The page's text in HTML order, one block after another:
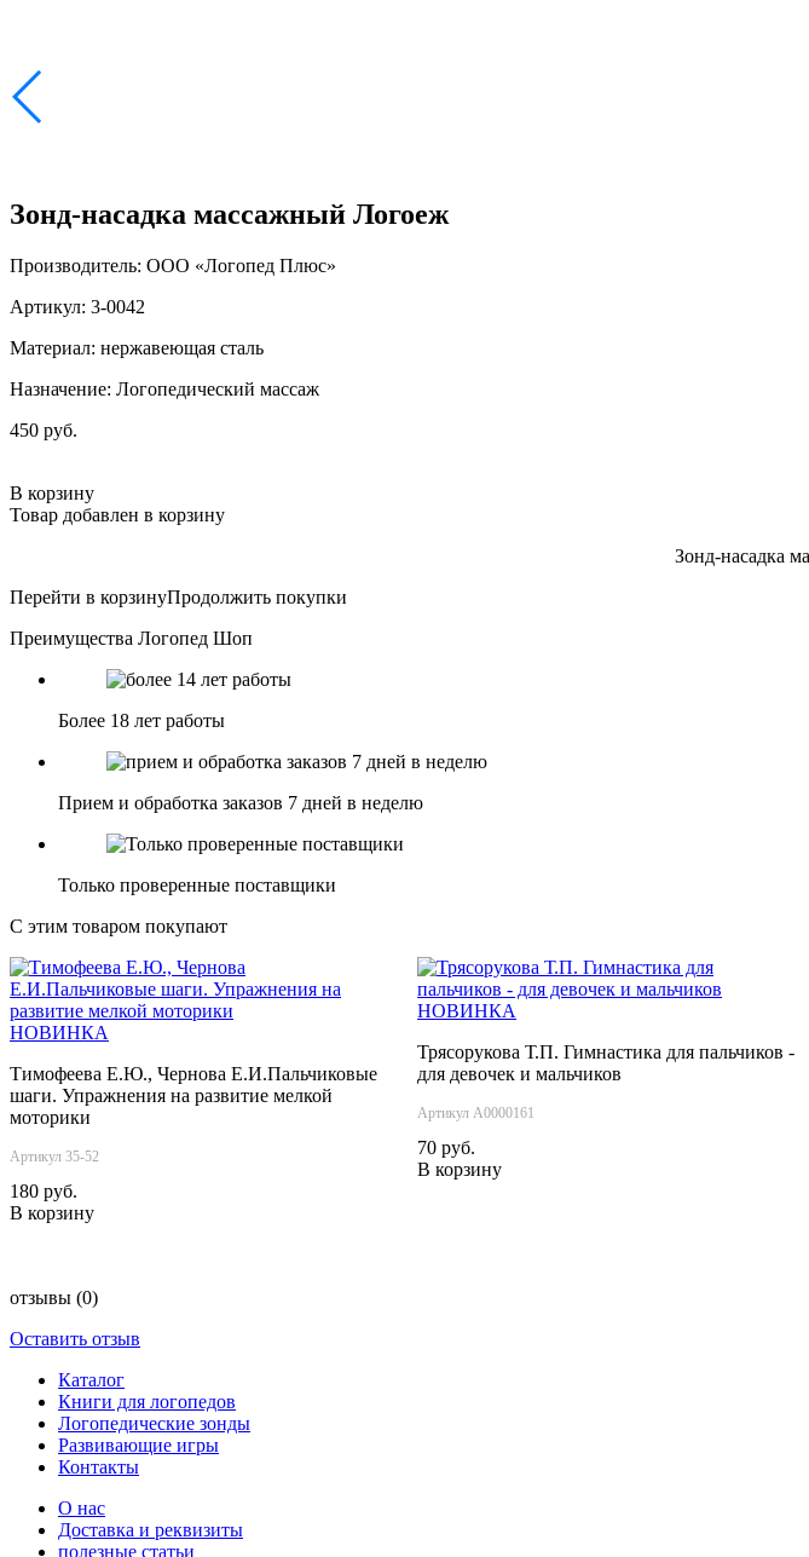
Зонд-насадка массажный Логоеж
Производитель: ООО «Логопед Плюс»
Артикул: 3-0042
Материал: нержавеющая сталь
Назначение: Логопедический массаж
450 руб.
В корзину
Товар добавлен в корзину
Зонд-насадка
Перейти в корзинуПродолжить покупки
Преимущества Логопед Шоп
Более 18 лет работы
Прием и обработка заказов 7 дней в неделю
Только проверенные поставщики
С этим товаром покупают
НОВИНКА
Тимофеева Е.Ю., Чернова Е.И.Пальчиковые
шаги. Упражнения на развитие мелкой
моторики
Артикул 35-52
180 руб.
В корзину
НОВИНКА
Трясорукова Т.П. Гимнастика для пальчиков -
для девочек и мальчиков
Артикул А0000161
70 руб.
В корзину
отзывы (0)
Оставить отзыв
Каталог
Книги для логопедов
Логопедические зонды
Развивающие игры
Контакты
О нас
Доставка и реквизиты
полезные статьи